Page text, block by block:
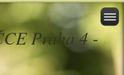
Praha 4 -